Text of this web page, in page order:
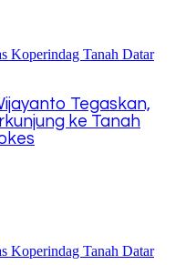
Tegaskan,
ke Tanah